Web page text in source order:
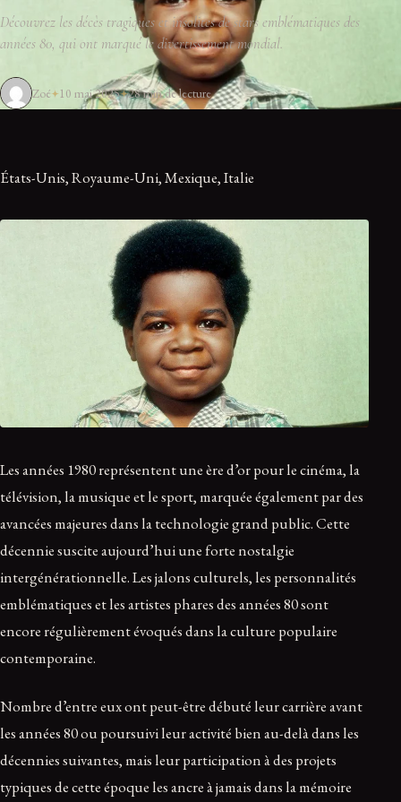
Découvrez les décès tragiques et insolites de stars emblématiques des
années 80, qui ont marqué le divertissement mondial.
Zoé 10 mai 2025 28 min de lecture
États-Unis, Royaume-Uni, Mexique, Italie
Les années 1980 représentent une ère d’or pour le cinéma, la
télévision, la musique et le sport, marquée également par des
avancées majeures dans la technologie grand public. Cette
décennie suscite aujourd’hui une forte nostalgie
intergénérationnelle. Les jalons culturels, les personnalités
emblématiques et les artistes phares des années 80 sont
encore régulièrement évoqués dans la culture populaire
contemporaine.
Nombre d’entre eux ont peut-être débuté leur carrière avant
les années 80 ou poursuivi leur activité bien au-delà dans les
décennies suivantes, mais leur participation à des projets
typiques de cette époque les ancre à jamais dans la mémoire